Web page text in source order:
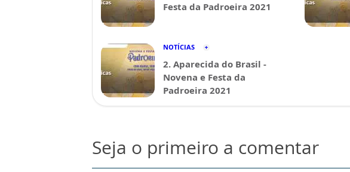
Festa da Padroeira 2021
NOTÍCIAS
2. Aparecida do Brasil -
Novena e Festa da
Padroeira 2021
Seja o primeiro a comentar